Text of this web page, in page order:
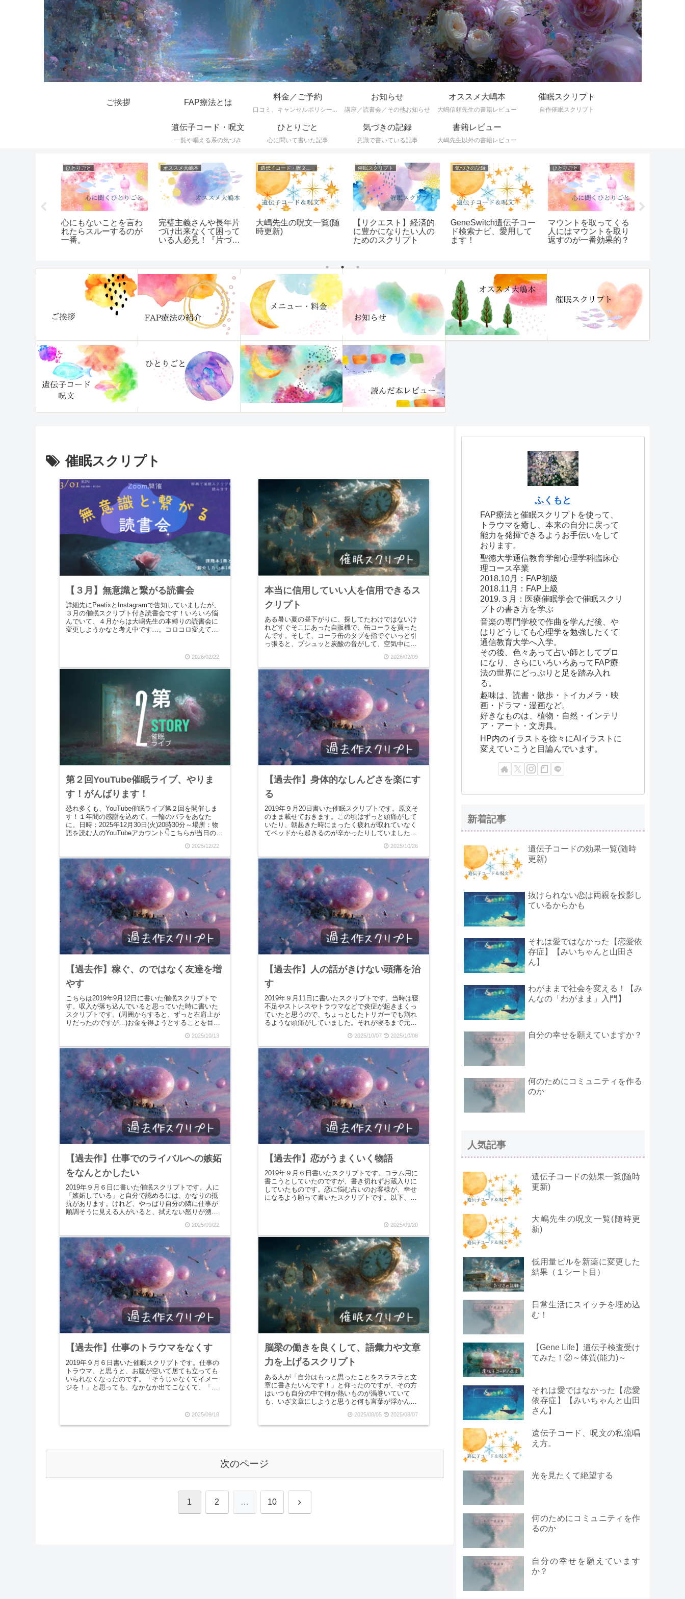
ご挨拶 FAP療法とは
料金／ご予約
口コミ、キャンセルポリシーなど
お知らせ
講座／読書会／その他お知らせ
オススメ大嶋本
大嶋信頼先生の書籍レビュー
催眠スクリプト
自作催眠スクリプト
遺伝子コード・呪文
一覧や唱える系の気づき
ひとりごと
心に聞いて書いた記事
気づきの記録
意識で書いている記事
書籍レビュー
大嶋先生以外の書籍レビュー
ひとりごと
心にもないことを言わ
れたらスルーするのが
一番。
オススメ大嶋本
完璧主義さんや長年片
づけ出来なくて困って
いる人必見！『片づけ
遺伝子コード・呪文一覧
大嶋先生の呪文一覧(随
時更新)
催眠スクリプト
【リクエスト】経済的
に豊かになりたい人の
ためのスクリプト
気づきの記録
GeneSwitch遺伝子コー
ド検索ナビ、愛用して
ます！
ひとりごと
マウントを取ってくる
人にはマウントを取り
返すのが一番効果的？
催眠スクリプト
【３月】無意識と繋がる読書会
詳細先にPeatixとInstagramで告知していましたが、
３月の催眠スクリプト付き読書会です！いろいろ悩
んでいて、４月からは大嶋先生の本縛りの読書会に
変更しようかなと考え中です…。コロコロ変えてい
2026/02/22
本当に信用していい人を信用できるス
クリプト
ある暑い夏の昼下がりに、探してたわけではないけ
れどすぐそこにあった自販機で、缶コーラを買った
んです。そして、コーラ缶のタブを指でぐいっと引
っ張ると、プシュッと炭酸の音がして、空気中に溶
2026/02/09
第２回YouTube催眠ライブ、やりま
す！がんばります！
恐れ多くも、YouTube催眠ライブ第２回を開催しま
す！１年間の感謝を込めて、一輪のバラをあなた
に。日時：2025年12月30日(火)20時30分～場所：物
語を読む人のYouTubeアカウント👇こちらが当日の会
2025/12/22
【過去作】身体的なしんどさを楽にす
る
2019年９月20日書いた催眠スクリプトです。原文そ
のまま載せておきます。この頃はずっと頭痛がして
いたり、朝起きた時にまったく疲れが取れていなく
てベッドから起きるのが辛かったりしていました。
2025/10/26
【過去作】稼ぐ、のではなく友達を増
やす
こちらは2019年9月12日に書いた催眠スクリプトで
す。収入が落ち込んでいると思っていた時に書いた
スクリプトです。(周囲からすると、ずっと右肩上が
りだったのですが…)お金を得ようとすることを目的
2025/10/13
【過去作】人の話がきけない頭痛を治
す
2019年９月11日に書いたスクリプトです。当時は寝
不足やストレスやトラウマなどで炎症が起きまくっ
ていたと思うので、ちょっとしたトリガーでも割れ
るような頭痛がしていました。それが寝るまで元に
2025/10/07 2025/10/08
【過去作】仕事でのライバルへの嫉妬
をなんとかしたい
2019年９月６日に書いた催眠スクリプトです。人に
「嫉妬している」と自分で認めるには、かなりの抵
抗があります。けれど、やっぱり自分の隣に仕事が
順調そうに見える人がいると、拭えない怒りが湧い
2025/09/22
【過去作】恋がうまくいく物語
2019年９月６日書いたスクリプトです。コラム用に
書こうとしていたのですが、書き切れずお蔵入りに
していたものです。恋に悩む占いのお客様が、幸せ
になるよう願って書いたスクリプトです。以下、す
2025/09/20
【過去作】仕事のトラウマをなくす
2019年９月６日書いた催眠スクリプトです。仕事の
トラウマ、と思うと、お腹が空いて居ても立っても
いられなくなったのです。「そうじゃなくてイメー
ジを！」と思っても、なかなか出てこなくて、「あ
2025/09/18
脳梁の働きを良くして、語彙力や文章
力を上げるスクリプト
ある人が「自分はもっと思ったことをスラスラと文
章に書きたいんです！」と仰ったのですが、その方
はいつも自分の中で何か熱いものが渦巻いていて
も、いざ文章にしようと思うと何も言葉が浮かんで
2025/08/05 2025/08/07
次のページ
1 2 … 10 次
ふくもと
FAP療法と催眠スクリプトを使って、
トラウマを癒し、本来の自分に戻って
能力を発揮できるようお手伝いをして
おります。
聖徳大学通信教育学部心理学科臨床心
理コース卒業
2018.10月：FAP初級
2018.11月：FAP上級
2019.３月：医療催眠学会で催眠スクリ
プトの書き方を学ぶ
音楽の専門学校で作曲を学んだ後、や
はりどうしても心理学を勉強したくて
通信教育大学へ入学。
その後、色々あって占い師としてプロ
になり、さらにいろいろあってFAP療
法の世界にどっぷりと足を踏み入れ
る。
趣味は、読書・散歩・トイカメラ・映
画・ドラマ・漫画など。
好きなものは、植物・自然・インテリ
ア・アート・文房具。
HP内のイラストを徐々にAIイラストに
変えていこうと目論んでいます。
新着記事
遺伝子コードの効果一覧(随時
更新)
抜けられない恋は両親を投影し
ているからかも
それは愛ではなかった【恋愛依
存症】【みいちゃんと山田さ
ん】
わがままで社会を変える！【み
んなの「わがまま」入門】
自分の幸せを願えていますか？
何のためにコミュニティを作る
のか
人気記事
遺伝子コードの効果一覧(随時
更新)
大嶋先生の呪文一覧(随時更
新)
低用量ピルを新薬に変更した
結果（１シート目）
日常生活にスイッチを埋め込
む！
【Gene Life】遺伝子検査受け
てみた！②～体質(能力)～
それは愛ではなかった【恋愛
依存症】【みいちゃんと山田
さん】
遺伝子コード、呪文の私流唱
え方。
光を見たくて絶望する
何のためにコミュニティを作
るのか
自分の幸せを願えています
か？